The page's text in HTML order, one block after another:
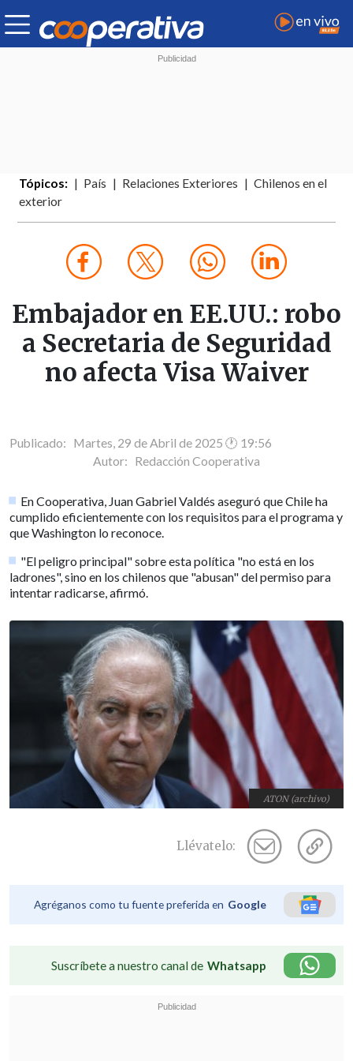
Tópicos: País Relaciones Exteriores
Chilenos en el
exterior
Embajador en EE.UU.: robo
a Secretaria de Seguridad
no afecta Visa Waiver
Publicado: Martes, 29 de Abril de 2025 🕐 19:56
Autor: Redacción Cooperativa
En Cooperativa, Juan Gabriel Valdés aseguró que Chile ha
cumplido eficientemente con los requisitos para el programa y
que Washington lo reconoce.
"El peligro principal" sobre esta política "no está en los
ladrones", sino en los chilenos que "abusan" del permiso para
intentar radicarse, afirmó.
ATON (archivo)
Llévatelo:
Agréganos como tu fuente preferida en Google
Suscríbete a nuestro canal de Whatsapp